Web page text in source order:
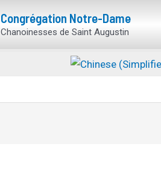
Congrégation Notre-Dame
Chanoinesses de Saint Augustin